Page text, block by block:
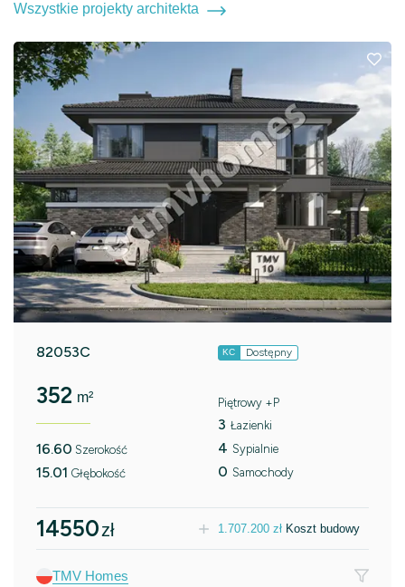
Wszystkie projekty architekta
82053C KC Dostępny
352 m²
16.60 Szerokość
15.01 Głębokość
Piętrowy +P
3 Łazienki
4 Sypialnie
0 Samochody
14550zł 1.707.200 zł Koszt budowy
TMV Homes